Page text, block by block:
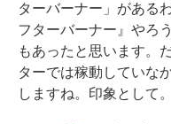
ターバーナー」がある
フターバーナー』やろ
もあったと思います。
ターでは稼動していな
しますね。印象として。